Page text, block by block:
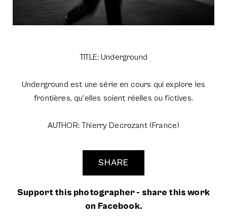
TITLE: Underground
Underground est une série en cours qui explore les
frontières, qu'elles soient réelles ou fictives.
AUTHOR: Thierry Decrozant (France)
SHARE
Support this photographer - share this work
on Facebook.